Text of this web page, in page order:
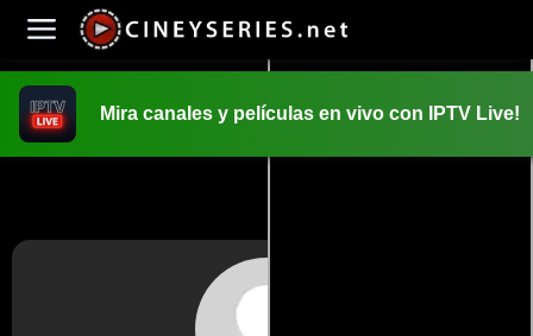
Mira canales y películas en vivo con IPTV Live!